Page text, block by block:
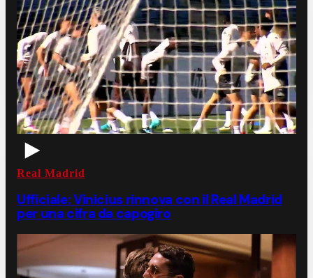
Real Madrid
Ufficiale: Vinicius rinnova con il Real Madrid
per una cifra da capogiro